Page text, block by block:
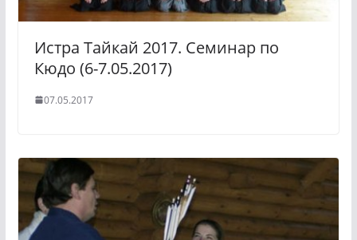
Истра Тайкай 2017. Семинар по
Кюдо (6-7.05.2017)
07.05.2017